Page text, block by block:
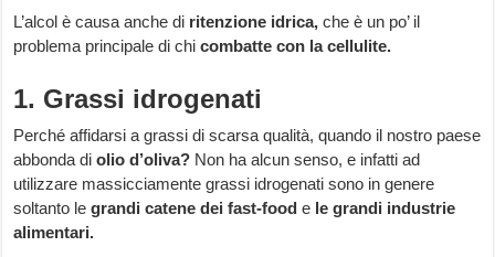
L’alcol è causa anche di ritenzione idrica,che è un po’ il
problema principale di chicombatte con la cellulite.
1. Grassi idrogenati
Perché affidarsi a grassi di scarsa qualità, quando il nostro paese
abbonda diolio d’oliva? Non ha alcun senso, e infatti ad
utilizzare massicciamente grassi idrogenati sono in genere
soltanto legrandi catene dei fast-foode le grandi industrie
alimentari.